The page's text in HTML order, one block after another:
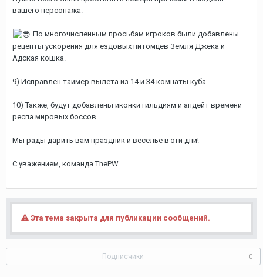
вашего персонажа.
По многочисленным просьбам игроков были добавлены
рецепты ускорения для ездовых питомцев Земля Джека и
Адская кошка.
9) Исправлен таймер вылета из 14 и 34 комнаты куба.
10) Также, будут добавлены иконки гильдиям и апдейт времени
респа мировых боссов.
Мы рады дарить вам праздник и веселье в эти дни!
С уважением, команда ThePW
Эта тема закрыта для публикации сообщений.
Подписчики 0